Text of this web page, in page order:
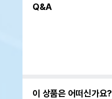
Q&A
이 상품은 어떠신가요?